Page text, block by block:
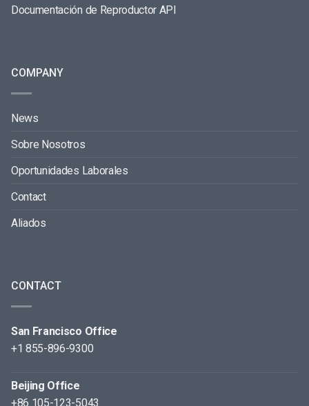
Documentación de Reproductor API
COMPANY
News
Sobre Nosotros
Oportunidades Laborales
Contact
Aliados
CONTACT
San Francisco Office
+1 855-896-9300
Beijing Office
+86 105-123-5043